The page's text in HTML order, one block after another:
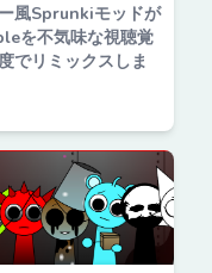
風Sprunkiモッドが
を不気味な視聴覚
でリミックスしま